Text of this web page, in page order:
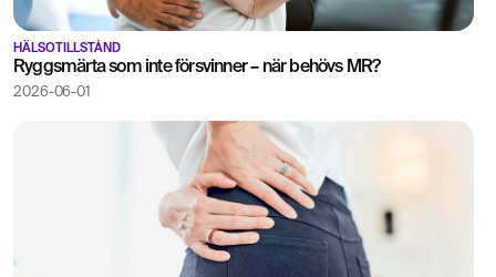
HÄLSOTILLSTÅND
Ryggsmärta som inte försvinner – när behövs MR?
2026-06-01